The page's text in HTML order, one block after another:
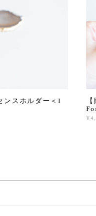
ンスホルダー＜I